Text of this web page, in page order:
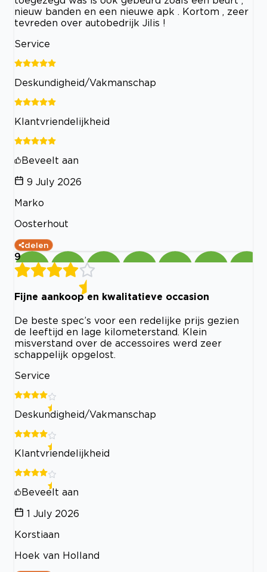
nieuw banden en een nieuwe apk . Kortom , zeer
tevreden over autobedrijk Jilis !
Service
Deskundigheid/Vakmanschap
Klantvriendelijkheid
Beveelt aan
9 July 2026
Marko
Oosterhout
delen
9
Fijne aankoop en kwalitatieve occasion
De beste spec’s voor een redelijke prijs gezien
de leeftijd en lage kilometerstand. Klein
misverstand over de accessoires werd zeer
schappelijk opgelost.
Service
Deskundigheid/Vakmanschap
Klantvriendelijkheid
Beveelt aan
1 July 2026
Korstiaan
Hoek van Holland